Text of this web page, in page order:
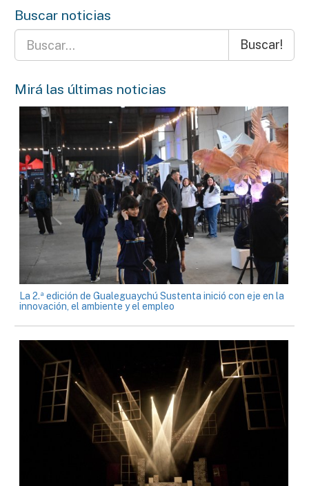
Buscar noticias
Buscar!
Mirá las últimas noticias
La 2.ª edición de Gualeguaychú Sustenta inició con eje en la
innovación, el ambiente y el empleo